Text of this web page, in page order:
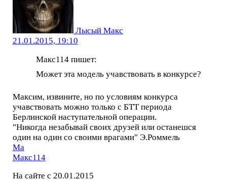
Лысый Макс
21.01.2015, 19:10
Макс114 пишет:
Может эта модель учавствовать в конкурсе?
Максим, извините, но по условиям конкурса
учавствовать можно только с БТТ периода
Берлинской наступательной операции.
"Никогда незабывай своих друзей или останешся
один на один со своими врагами" Э.Роммель
Ма
Макс114
На сайте с 20.01.2015